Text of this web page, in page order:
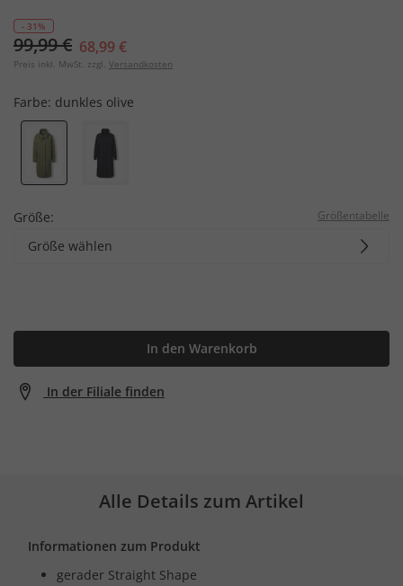
- 31%
99,99 € 68,99 €
Preis inkl. MwSt. zzgl. Versandkosten
Farbe: dunkles olive
Größe: Größentabelle
Größe wählen
In den Warenkorb
In der Filiale finden
Alle Details zum Artikel
Informationen zum Produkt
gerader Straight Shape